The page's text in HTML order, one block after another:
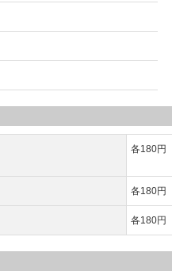
各180円
各180円
各180円